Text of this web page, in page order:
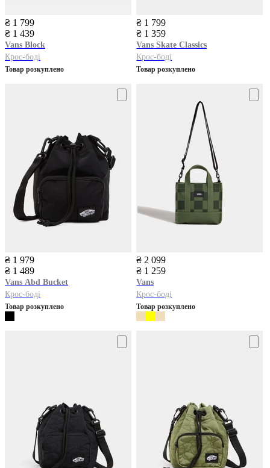
₴ 1 799
₴ 1 439
Vans Block
Крос-боді
Товар розкуплено
₴ 1 799
₴ 1 359
Vans Skate Classics
Крос-боді
Товар розкуплено
₴ 1 979
₴ 1 489
Vans Abd Bucket
Крос-боді
Товар розкуплено
₴ 2 099
₴ 1 259
Vans
Крос-боді
Товар розкуплено